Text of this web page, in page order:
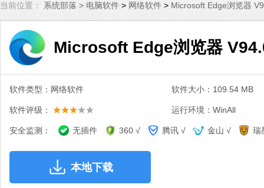
当前位置： 系统部落 > 电脑软件 > 网络软件 > Microsoft Edge浏览器
Microsoft Edge浏览器
软件类型：网络软件 软件大小：109.54 MB
软件评级： 运行环境：WinAll
安全监测： 无插件 360 √ 腾讯 √ 金山 √ 瑞
本地下载